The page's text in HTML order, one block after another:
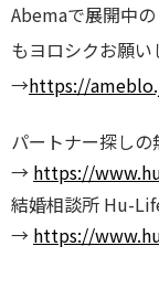
Abemaで展開中
もヨロシクお願い
→https://
パートナー探し
→ https://
結婚相談所 Hu-
→ https://